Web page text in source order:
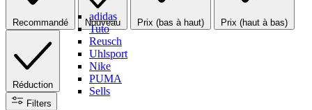
adidas
Tuto
Reusch
Uhlsport
Nike
PUMA
Sells
Recommandé Nouveau Prix (bas à haut) Prix (haut à bas)
Réduction
Filters